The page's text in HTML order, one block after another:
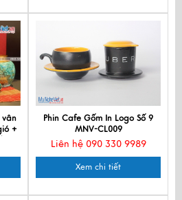
vân
+
Phin Cafe Gốm In Logo Số 9
MNV-CL009
Liên hệ 090 330 9989
Xem chi tiết